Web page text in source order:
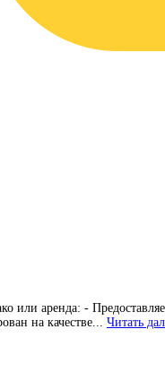
или аренда: -
на качестве... Читать